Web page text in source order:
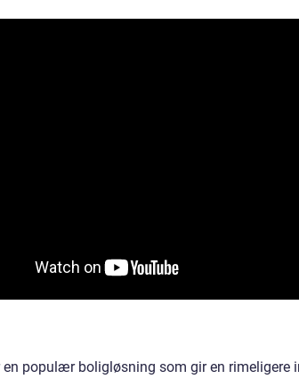
en populær boligløsning som gir en